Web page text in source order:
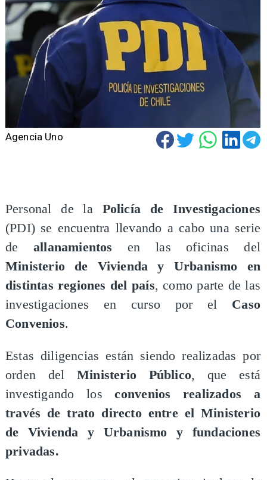
Agencia Uno
Personal de la Policía de Investigaciones
(PDI) se encuentra llevando a cabo una serie
de allanamientosen las oficinas del
Ministerio de Vivienda y Urbanismo en
distintas regiones del país, como parte de las
investigaciones en curso por el Caso
Convenios.
Estas diligencias están siendo realizadas por
orden del Ministerio Público, que está
investigando los convenios realizados a
través de trato directo entre el Ministerio
de Vivienda y Urbanismo y fundaciones
privadas.